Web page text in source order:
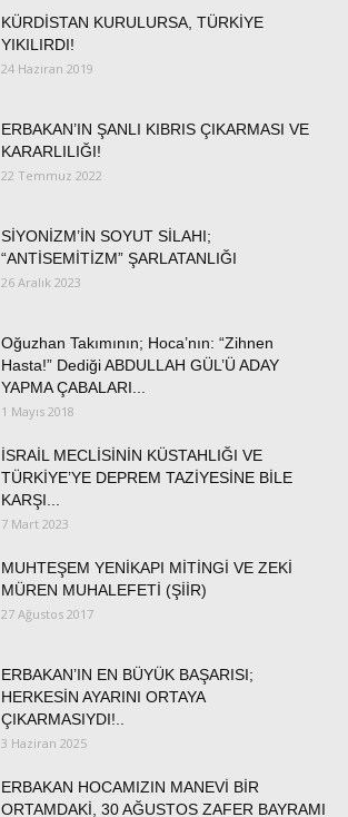
KÜRDİSTAN KURULURSA, TÜRKİYE
YIKILIRDI!
24 Haziran 2019
ERBAKAN’IN ŞANLI KIBRIS ÇIKARMASI VE
KARARLILIĞI!
22 Temmuz 2022
SİYONİZM’İN SOYUT SİLAHI;
“ANTİSEMİTİZM” ŞARLATANLIĞI
26 Aralık 2023
Oğuzhan Takımının; Hoca’nın: “Zihnen
Hasta!” Dediği ABDULLAH GÜL’Ü ADAY
YAPMA ÇABALARI...
1 Mayıs 2018
İSRAİL MECLİSİNİN KÜSTAHLIĞI VE
TÜRKİYE’YE DEPREM TAZİYESİNE BİLE
KARŞI...
7 Mart 2023
MUHTEŞEM YENİKAPI MİTİNGİ VE ZEKİ
MÜREN MUHALEFETİ (ŞİİR)
27 Ağustos 2017
ERBAKAN’IN EN BÜYÜK BAŞARISI;
HERKESİN AYARINI ORTAYA
ÇIKARMASIYDI!..
3 Haziran 2025
ERBAKAN HOCAMIZIN MANEVİ BİR
ORTAMDAKİ, 30 AĞUSTOS ZAFER BAYRAMI